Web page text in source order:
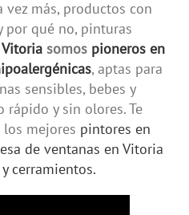
vez más, productos con
por qué no, pinturas
somos pioneros en
, aptas para
sensibles, bebes y
rápido y sin olores. Te
los mejores pintores en
de ventanas en Vitoria
cerramientos.